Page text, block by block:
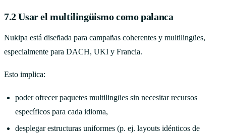
7.2 Usar el multilingüismo como palanca
Nukipa está diseñada para campañas coherentes y multilingües,
especialmente para DACH, UKI y Francia.
Esto implica:
poder ofrecer paquetes multilingües sin necesitar recursos
específicos para cada idioma,
desplegar estructuras uniformes (p. ej. layouts idénticos de